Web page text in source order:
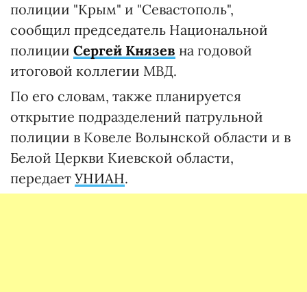
полиции "Крым" и "Севастополь",
сообщил председатель Национальной
полиции Сергей Князев на годовой
итоговой коллегии МВД.
По его словам, также планируется
открытие подразделений патрульной
полиции в Ковеле Волынской области и в
Белой Церкви Киевской области,
передает УНИАН.